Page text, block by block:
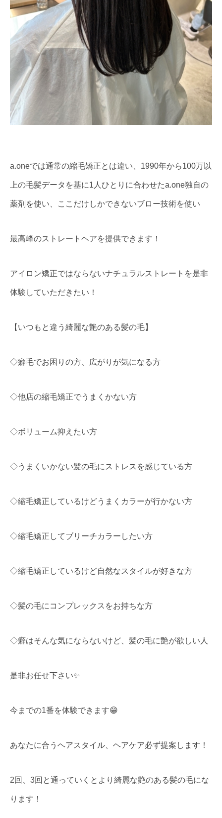
a.oneでは通常の縮毛矯正とは違い、1990年から100万以
上の毛髪データを基に1人ひとりに合わせたa.one独自の
薬剤を使い、ここだけしかできないブロー技術を使い
最高峰のストレートヘアを提供できます！
アイロン矯正ではならないナチュラルストレートを是非
体験していただきたい！
【いつもと違う綺麗な艶のある髪の毛】
◇癖毛でお困りの方、広がりが気になる方
◇他店の縮毛矯正でうまくかない方
◇ボリューム抑えたい方
◇うまくいかない髪の毛にストレスを感じている方
◇縮毛矯正しているけどうまくカラーが行かない方
◇縮毛矯正してブリーチカラーしたい方
◇縮毛矯正しているけど自然なスタイルが好きな方
◇髪の毛にコンプレックスをお持ちな方
◇癖はそんな気にならないけど、髪の毛に艶が欲しい人
是非お任せ下さい✨
今までの1番を体験できます😁
あなたに合うヘアスタイル、ヘアケア必ず提案します！
2回、3回と通っていくとより綺麗な艶のある髪の毛にな
ります！